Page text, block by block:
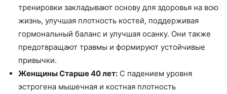
тренировки закладывают основу для здоровья на всю
жизнь, улучшая плотность костей, поддерживая
гормональный баланс и улучшая осанку. Они также
предотвращают травмы и формируют устойчивые
привычки.
Женщины Старше 40 лет: С падением уровня
эстрогена мышечная и костная плотность